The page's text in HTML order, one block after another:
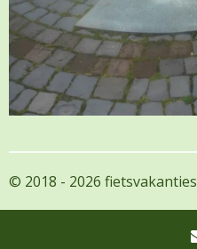
© 2018 - 2026 fietsvakanties